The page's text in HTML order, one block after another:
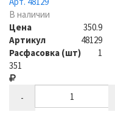
В наличии
Цена
350.9
Артикул
48129
Расфасовка (шт)
1
351
-